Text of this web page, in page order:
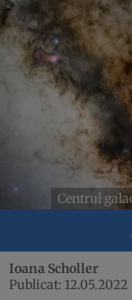
Centrul
Ioana Scholler
Publicat: 12.05.2022